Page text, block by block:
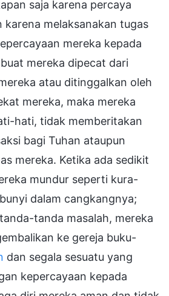
saja karena percaya
karena melaksanakan tugas
mereka kepada
mereka dipecat dari
atau ditinggalkan oleh
mereka, maka mereka
hati, tidak memberitakan
bagi Tuhan ataupun
mereka. Ketika ada sedikit
mundur seperti kura-
dalam cangkangnya;
tanda masalah, mereka
ke gereja buku-
dan segala sesuatu yang
kepercayaan kepada